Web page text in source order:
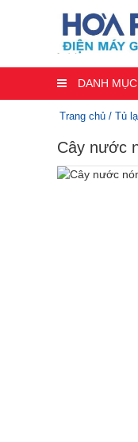
DANH
Trang chủ / Tủ
Cây nước